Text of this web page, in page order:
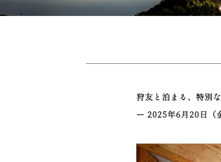
狩友と泊まる、特別
ー 2025年6月20日（